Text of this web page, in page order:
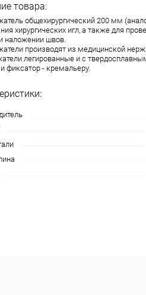
товара:
общехирургический 200 мм
хирургических игл, а также для
наложении швов.
производят из медицинской
легированные и с
фиксатор - кремальеру.